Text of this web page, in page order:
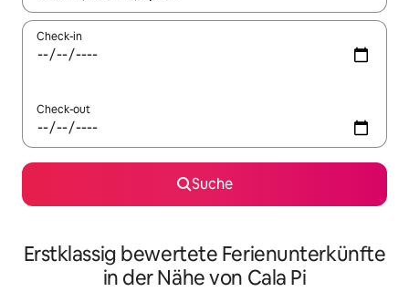
Check-in
Check-out
Suche
Erstklassig bewertete Ferienunterkünfte
in der Nähe von Cala Pi